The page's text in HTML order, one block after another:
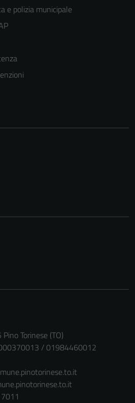
e polizia municipale
Torinese (TO)
/ 01984460012
sono necessari
personali.